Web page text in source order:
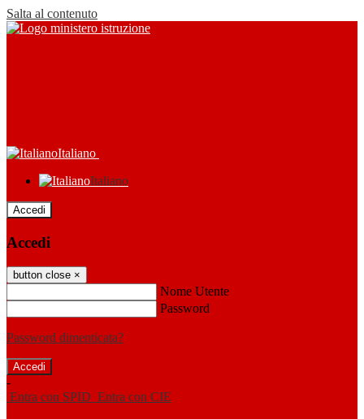
Salta al contenuto
Italiano
Italiano
Accedi
Accedi
button close ×
Nome Utente
Password
Password dimenticata?
-
Entra con SPID Entra con CIE